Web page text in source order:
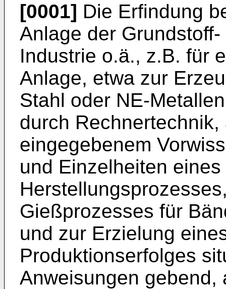
[0001] Die Erfindung
Anlage der
Industrie o.ä., z.B. für
Anlage, etwa zur
Stahl oder NE-
durch
eingegebenem
und Einzelheiten
Gießprozesses für
und zur Erzielung
Produktionserfolges
Anweisungen gebend,